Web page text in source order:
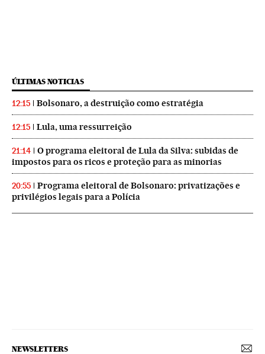
ÚLTIMAS NOTICIAS
12:15 Bolsonaro, a destruição como estratégia
12:15 Lula, uma ressurreição
21:14
O programa eleitoral de Lula da Silva: subidas de
impostos para os ricos e proteção para as minorias
20:55
Programa eleitoral de Bolsonaro: privatizações e
privilégios legais para a Polícia
NEWSLETTERS